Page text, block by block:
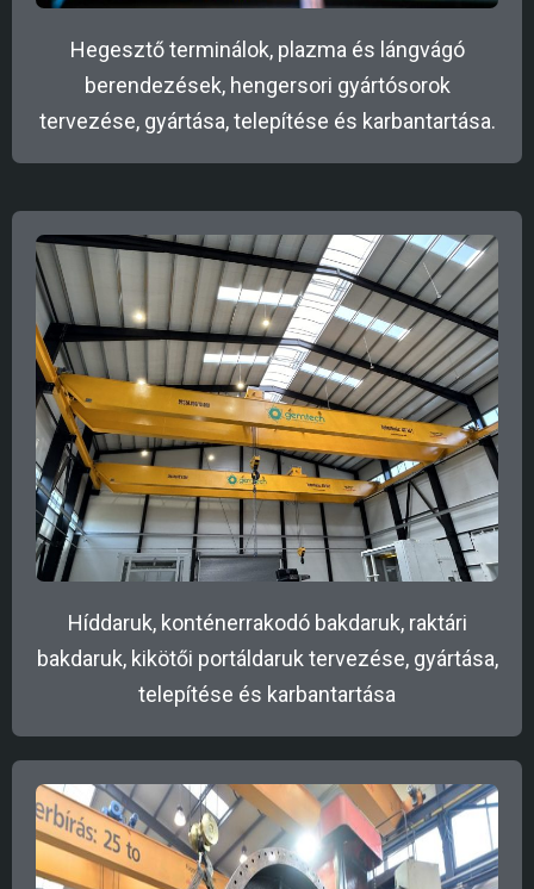
Hegesztő terminálok, plazma és lángvágó
berendezések, hengersori gyártósorok
tervezése, gyártása, telepítése és karbantartása.
Híddaruk, konténerrakodó bakdaruk, raktári
bakdaruk, kikötői portáldaruk tervezése, gyártása,
telepítése és karbantartása